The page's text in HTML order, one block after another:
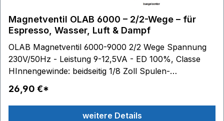
Magnetventil OLAB 6000 – 2/2-Wege – für
Espresso, Wasser, Luft & Dampf
OLAB Magnetventil 6000-9000 2/2 Wege Spannung
230V/50Hz - Leistung 9-12,5VA - ED 100%, Classe
HInnengewinde: beidseitig 1/8 Zoll Spulen-
Außenmaße: B 22 mm - H 27,5 mm - T 29,5 mm
einsetzbar in Wasser Luft Dampf Geignet für
Espresse-/Kaffeemaschinen
26,90 €*
weitere Details